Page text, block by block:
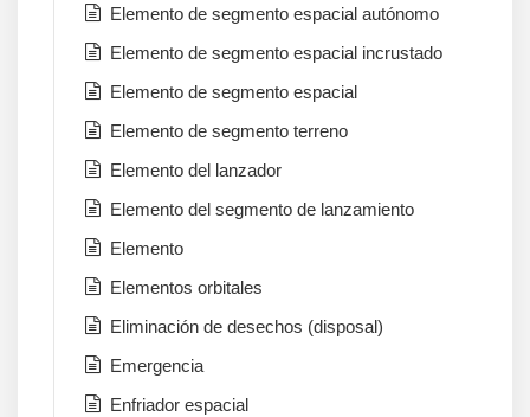
Elemento de segmento espacial autónomo
Elemento de segmento espacial incrustado
Elemento de segmento espacial
Elemento de segmento terreno
Elemento del lanzador
Elemento del segmento de lanzamiento
Elemento
Elementos orbitales
Eliminación de desechos (disposal)
Emergencia
Enfriador espacial